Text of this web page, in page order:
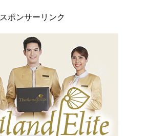
スポンサーリンク